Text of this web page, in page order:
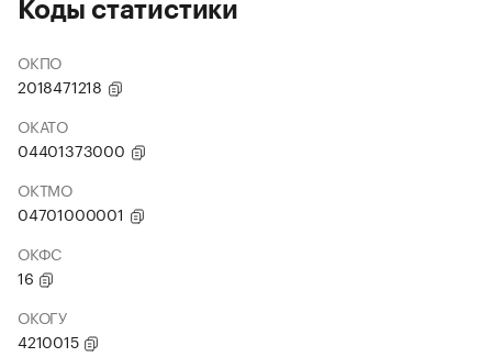
Коды статистики
ОКПО
2018471218
ОКАТО
04401373000
ОКТМО
04701000001
ОКФС
16
ОКОГУ
4210015